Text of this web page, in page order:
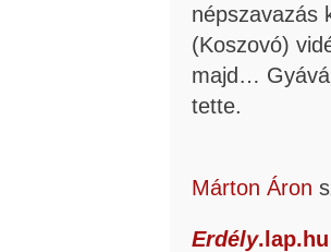
népszavazás
(Koszovó)
majd…
tette.
Márton Áron
Erdély.lap.hu